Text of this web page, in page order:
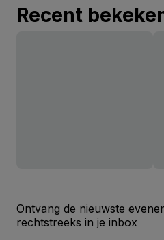
Recent
Ontvang de nieuwste
rechtstreeks in je inbox